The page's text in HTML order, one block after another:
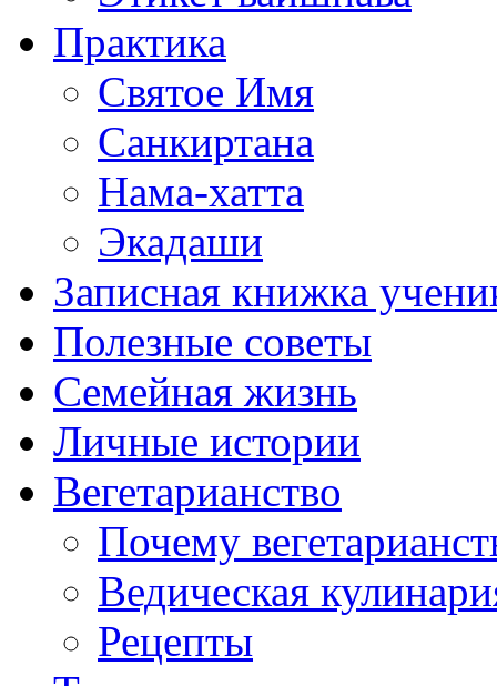
Практика
Святое Имя
Санкиртана
Нама-хатта
Экадаши
Записная книжка
Полезные советы
Семейная жизнь
Личные истории
Вегетарианство
Почему
Ведическая
Рецепты